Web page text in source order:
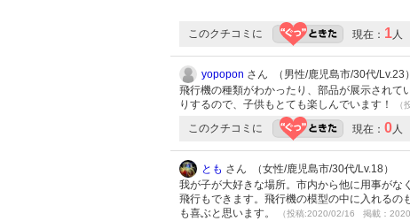
このクチコミに 現在： 1人
yopopon さん （男性/鹿児島市/30代/Lv.23）
飛行機の種類がわかったり、部品が展示されて
りするので、子供もとても楽しんでいます！
このクチコミに 現在： 0人
とも さん （女性/鹿児島市/30代/Lv.18）
我が子が大好きな場所。市内から他に用事が
飛行もできます。飛行機の模型の中に入れる
も喜ぶと思います。
（投稿:2020/02/16 掲載：